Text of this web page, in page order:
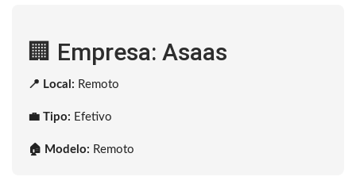
🏢 Empresa: Asaas
📍 Local: Remoto
💼 Tipo: Efetivo
🏠 Modelo: Remoto